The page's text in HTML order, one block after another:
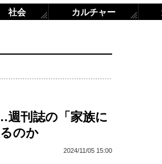
週刊誌の「家族に
のか
2024/11/05 15:00
社会 カルチャー